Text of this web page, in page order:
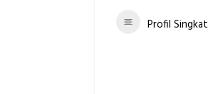
Profil Singkat